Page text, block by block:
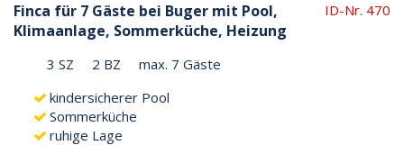
Finca für 7 Gäste bei Buger mit Pool,
Klimaanlage, Sommerküche, Heizung
ID-Nr. 470
3 SZ 2 BZ
max. 7 Gäste
kindersicherer Pool
Sommerküche
ruhige Lage